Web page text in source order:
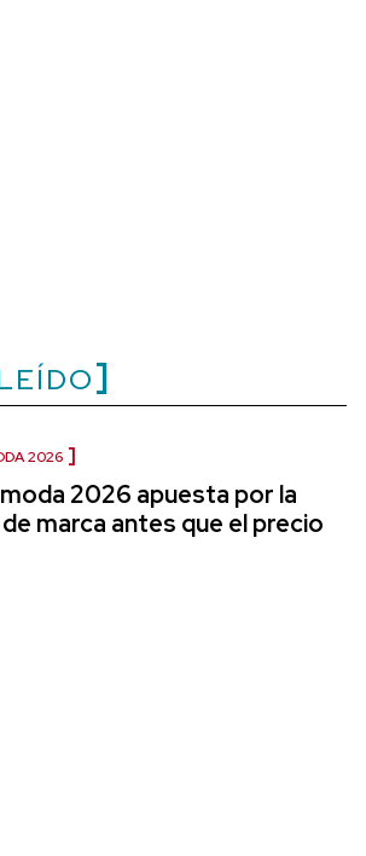
2026
2026 apuesta por la
marca antes que el precio